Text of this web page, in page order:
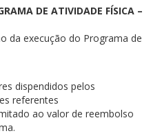
DE ATIVIDADE FÍSICA –
da execução do Programa de
dispendidos pelos
referentes
ao valor de reembolso